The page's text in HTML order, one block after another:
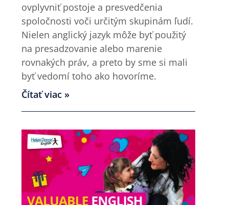
ovplyvniť postoje a presvedčenia
spoločnosti voči určitým skupinám ľudí.
Nielen anglický jazyk môže byť použitý
na presadzovanie alebo marenie
rovnakých práv, a preto by sme si mali
byť vedomí toho ako hovoríme.
Čítať viac »